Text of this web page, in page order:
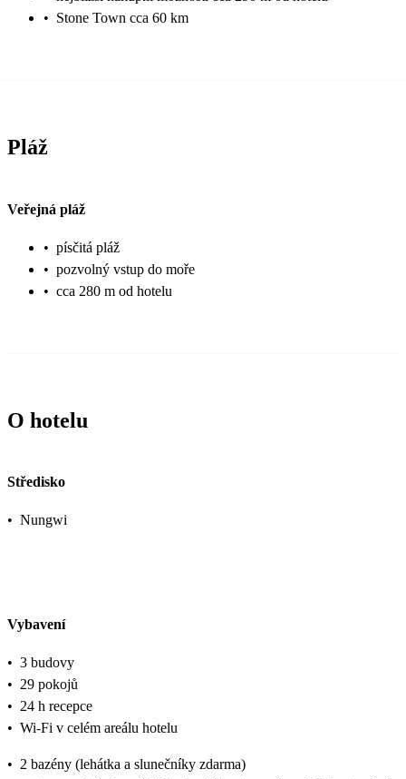
• Stone Town cca 60 km
Pláž
Veřejná pláž
• písčitá pláž
• pozvolný vstup do moře
• cca 280 m od hotelu
O hotelu
Středisko
• Nungwi
Vybavení
• 3 budovy
• 29 pokojů
• 24 h recepce
• Wi-Fi v celém areálu hotelu
• 2 bazény (lehátka a slunečníky zdarma)